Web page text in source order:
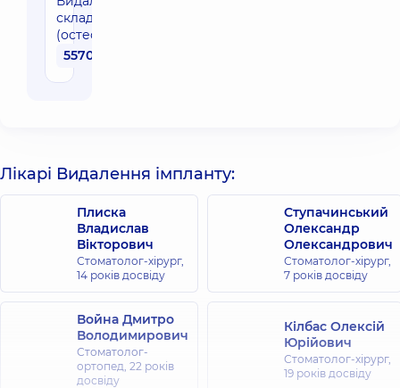
складне
(остеоінтегрованого)
5570 грн
Лікарі Видалення імпланту:
Плиска
Владислав
Вікторович
Стоматолог-хірург,
14 років досвіду
Ступачинський
Олександр
Олександрович
Стоматолог-хірург,
7 років досвіду
Война Дмитро
Володимирович
Стоматолог-
ортопед, 22 років
досвіду
Кілбас Олексій
Юрійович
Стоматолог-хірург,
19 років досвіду